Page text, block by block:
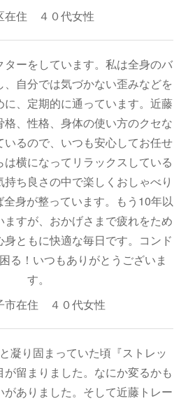
在住 ４０代女性
ターをしています。私は全身のバ
自分では気づかない歪みなどを
、定期的に通っています。近藤
格、性格、身体の使い方のクセな
いるので、いつも安心してお任せ
は横になってリラックスしている
ち良さの中で楽しくおしゃべり
全身が整っています。もう10年以
すが、おかげさまで疲れをため
ともに快適な毎日です。コンド
る！いつもありがとうございま
す。
市在住 ４０代女性
凝り固まっていた頃『ストレッ
留まりました。なにか変るかも
がありました。そして近藤トレー